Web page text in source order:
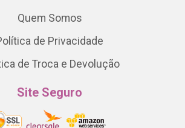
Quem Somos
de Privacidade
de Troca e Devolução
Site Seguro